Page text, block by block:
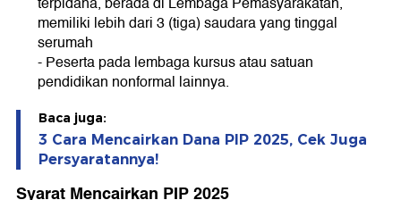
memiliki lebih dari 3 (tiga) saudara yang tinggal
serumah
- Peserta pada lembaga kursus atau satuan
pendidikan nonformal lainnya.
Baca juga:
3 Cara Mencairkan Dana PIP 2025, Cek Juga
Persyaratannya!
Syarat Mencairkan PIP 2025